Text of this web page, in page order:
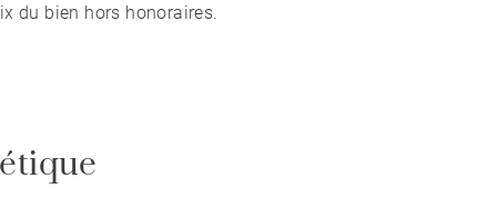
du bien hors honoraires.